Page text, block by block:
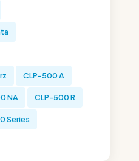
CLP-500 A
NA CLP-500 R
Series